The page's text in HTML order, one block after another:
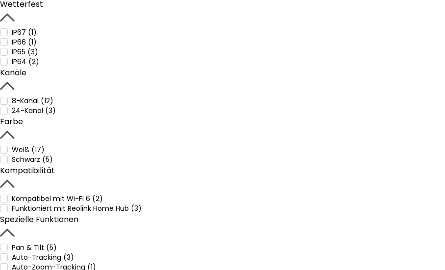
Wetterfest
IP67 (1)
IP66 (1)
IP65 (3)
IP64 (2)
Kanäle
8-Kanal (12)
24-Kanal (3)
Farbe
Weiß (17)
Schwarz (5)
Kompatibilität
Kompatibel mit Wi-Fi 6 (2)
Funktioniert mit Reolink Home Hub (3)
Spezielle Funktionen
Pan & Tilt (5)
Auto-Tracking (3)
Auto-Zoom-Tracking (1)